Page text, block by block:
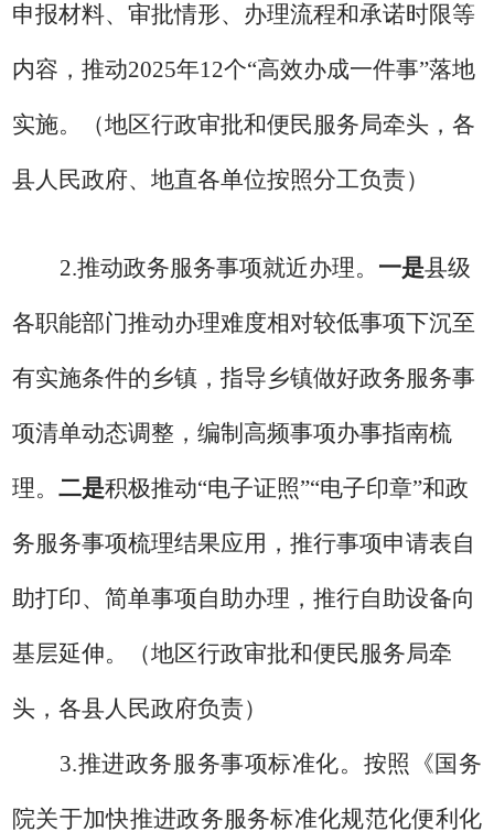
申报材料、审批情形、办理流程和承诺时限等
内容，推动2025年12个“高效办成一件事”落地
实施。 （地区行政审批和便民服务局牵头 ，各
县人民政府、地直各单位按照分工负责）
2.推动政务服务事项就近办理。 一是县级
各职能部门推动办理难度相对较低事项下沉至
有实施条件的乡镇，指导乡镇做好政务服务事
项清单动态调整，编制高频事项办事指南梳
理。二是积极推动“电子证照”“电子印章”和政
务服务事项梳理结果应用，推行事项申请表自
助打印、简单事项自助办理，推行自助设备向
基层延伸。 （地区行政审批和便民服务局牵
头，各县人民政府负责）
3.推进政务服务事项标准化。按照《国务
院关于加快推进政务服务标准化规范化便利化